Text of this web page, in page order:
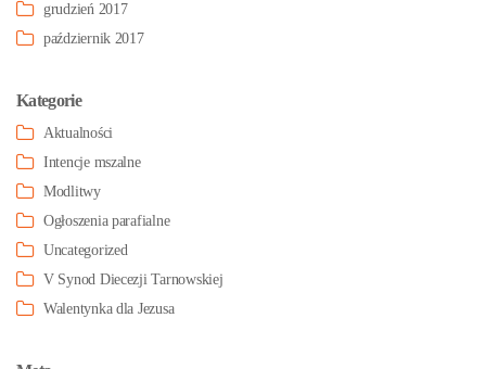
grudzień 2017
październik 2017
Kategorie
Aktualności
Intencje mszalne
Modlitwy
Ogłoszenia parafialne
Uncategorized
V Synod Diecezji Tarnowskiej
Walentynka dla Jezusa